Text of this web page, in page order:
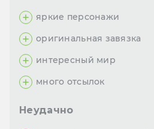
яркие персонажи
оригинальная завязка
интересный мир
много отсылок
Неудачно